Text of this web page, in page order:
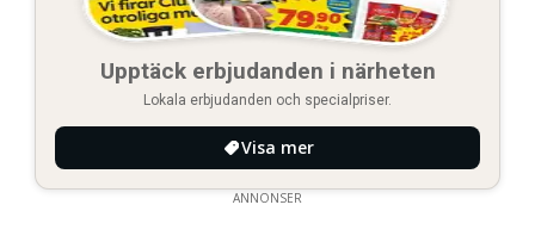
Upptäck erbjudanden i närheten
Lokala erbjudanden och specialpriser.
Visa mer
ANNONSER